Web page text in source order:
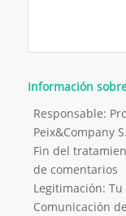
Información
Responsable:
Peix&Company
Fin del
de comentarios
Legitimación:
Comunicación